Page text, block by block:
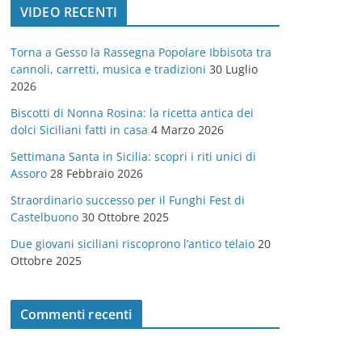
o
r
e
VIDEO RECENTI
Torna a Gesso la Rassegna Popolare Ibbisota tra
cannoli, carretti, musica e tradizioni 30 Luglio
2026
Biscotti di Nonna Rosina: la ricetta antica dei
dolci Siciliani fatti in casa 4 Marzo 2026
Settimana Santa in Sicilia: scopri i riti unici di
Assoro 28 Febbraio 2026
Straordinario successo per il Funghi Fest di
Castelbuono 30 Ottobre 2025
Due giovani siciliani riscoprono l’antico telaio 20
Ottobre 2025
Commenti recenti